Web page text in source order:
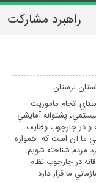
راهبرد مشارکت
لرستان
انجام ماموريت
پشتوانه آمايشي
و در چارچوب وظايف
ما آن است که همواره
مردم شناخته شويم.
در چارچوب نظام
ما قرار دارد.